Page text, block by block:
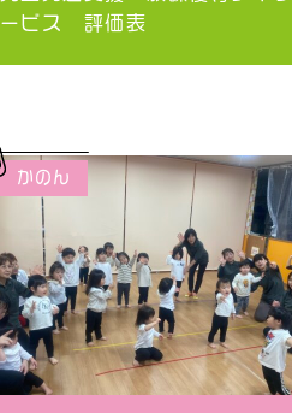
ービス 評価表
かのん